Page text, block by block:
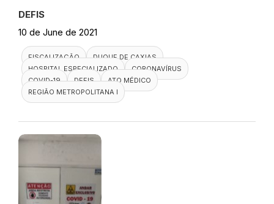
DEFIS
10 de June de 2021
FISCALIZAÇÃO
DUQUE DE CAXIAS
HOSPITAL ESPECIALIZADO
CORONAVÍRUS
COVID-19
DEFIS
ATO MÉDICO
REGIÃO METROPOLITANA I